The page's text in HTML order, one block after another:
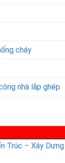
cháy
nhà lắp ghép
Trúc – Xây